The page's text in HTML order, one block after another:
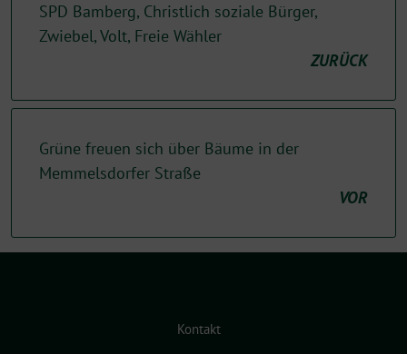
SPD Bamberg, Christlich soziale Bürger,
Zwiebel, Volt, Freie Wähler
ZURÜCK
Grüne freuen sich über Bäume in der
Memmelsdorfer Straße
VOR
Kontakt